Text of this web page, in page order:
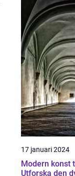
17 januari 2024
Modern konst
Utforska den